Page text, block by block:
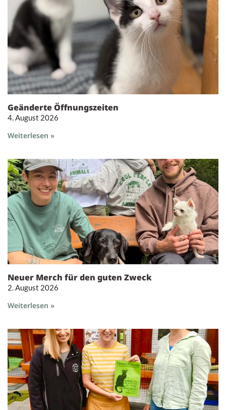
Geänderte Öffnungszeiten
4. August 2026
Weiterlesen »
Neuer Merch für den guten Zweck
2. August 2026
Weiterlesen »